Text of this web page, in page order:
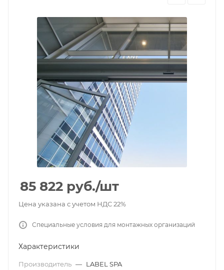
85 822 руб./шт
Цена указана с учетом НДС 22%
Специальные условия для монтажных организаций
Характеристики
Производитель — LABEL SPA